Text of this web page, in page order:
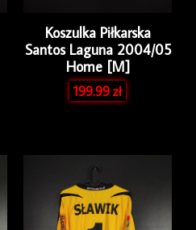
Koszulka Piłkarska
Santos Laguna 2004/05
Home [M]
199.99zł